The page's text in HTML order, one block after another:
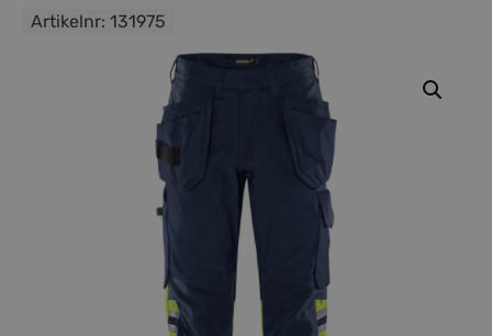
Artikelnr: 131975